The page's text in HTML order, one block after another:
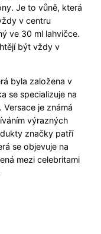
Je to vůně, která
v centru
ve 30 ml lahvičce.
být vždy v
byla založena v
se specializuje na
je známá
výrazných
značky patří
se objevuje na
mezi celebritami